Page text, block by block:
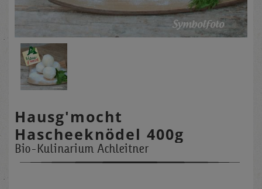
Hausg'mocht
Hascheeknödel 400g
Bio-Kulinarium Achleitner